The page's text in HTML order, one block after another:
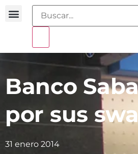
Banco
por sus
31 enero 2014